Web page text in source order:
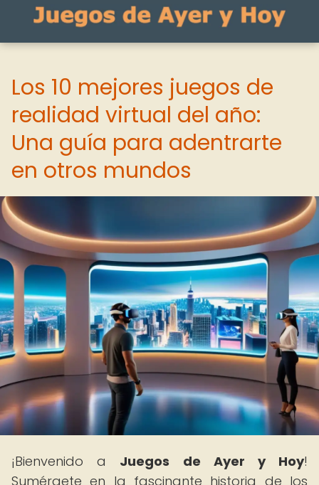
Los 10 mejores juegos de
realidad virtual del año:
Una guía para adentrarte
en otros mundos
¡Bienvenido a Juegos de Ayer y Hoy!
Sumérgete en la fascinante historia de los